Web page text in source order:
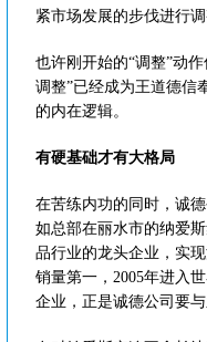
紧市场发展的步伐进行
也许刚开始的“调整”动
调整”已经成为王道德信
的内在逻辑。
有硬基础才有大格局
在苦练内功的同时，诚
如总部在丽水市的纳爱
品行业的龙头企业，实
销量第一，2005年进入
企业，正是诚德公司要